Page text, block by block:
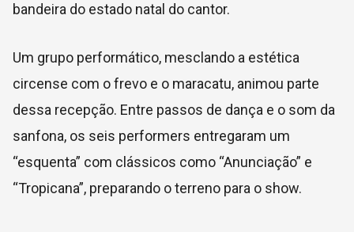
bandeira do estado natal do cantor.
Um grupo performático, mesclando a estética
circense com o frevo e o maracatu, animou parte
dessa recepção. Entre passos de dança e o som da
sanfona, os seis performers entregaram um
“esquenta” com clássicos como “Anunciação” e
“Tropicana”, preparando o terreno para o show.